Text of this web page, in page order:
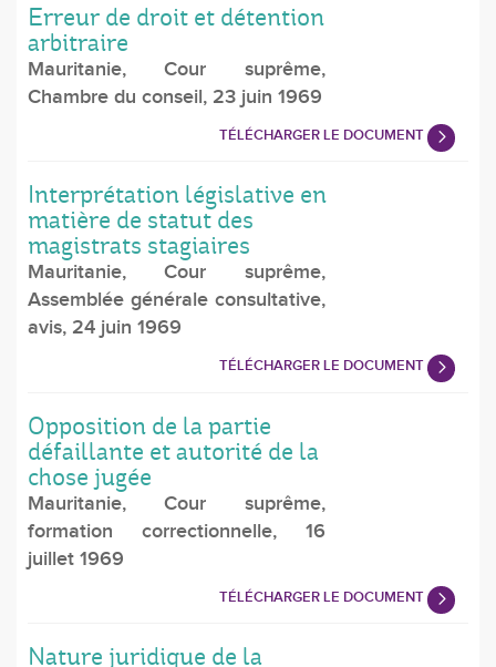
Erreur de droit et détention
arbitraire
TÉLÉCHARGER LE DOCUMENT
Mauritanie, Cour suprême,
Chambre du conseil, 23 juin 1969
Interprétation législative en
matière de statut des
magistrats stagiaires
TÉLÉCHARGER LE DOCUMENT
Mauritanie, Cour suprême,
Assemblée générale consultative,
avis, 24 juin 1969
Opposition de la partie
défaillante et autorité de la
chose jugée
TÉLÉCHARGER LE DOCUMENT
Mauritanie, Cour suprême,
formation correctionnelle, 16
juillet 1969
Nature juridique de la